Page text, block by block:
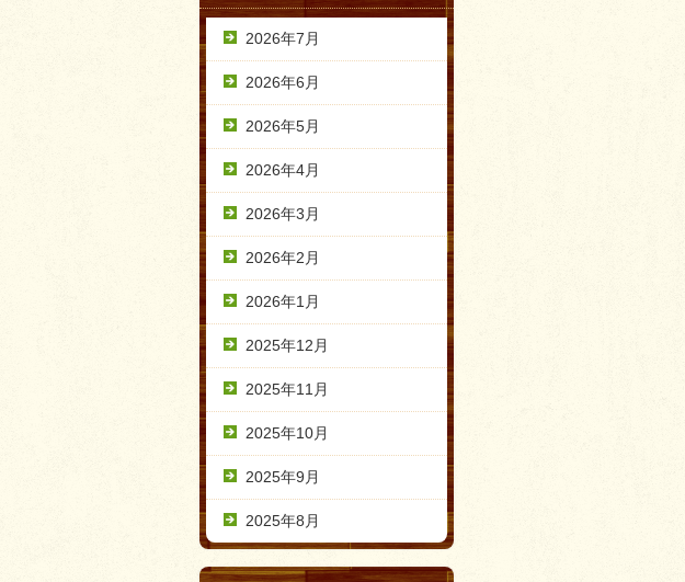
2026年7月
2026年6月
2026年5月
2026年4月
2026年3月
2026年2月
2026年1月
2025年12月
2025年11月
2025年10月
2025年9月
2025年8月